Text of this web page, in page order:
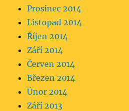
Prosinec 2014
Listopad 2014
Říjen 2014
Září 2014
Červen 2014
Březen 2014
Únor 2014
Září 2013